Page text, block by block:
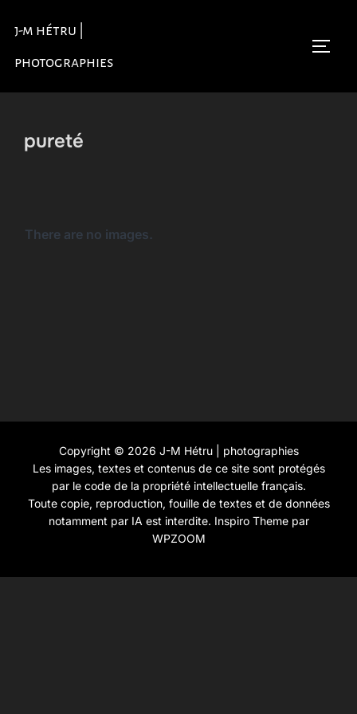
contenu
j-m hétru |
photographies
pureté
There are no images.
Copyright © 2026 J-M Hétru | photographies
Les images, textes et contenus de ce site sont protégés
par le code de la propriété intellectuelle français.
Toute copie, reproduction, fouille de textes et de données
notamment par IA est interdite. Inspiro Themepar
WPZOOM